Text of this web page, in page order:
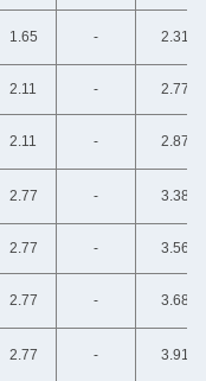
1.65 - 2.31
2.11 - 2.77
2.11 - 2.87
2.77 - 3.38
2.77 - 3.56
2.77 - 3.68
2.77 - 3.91